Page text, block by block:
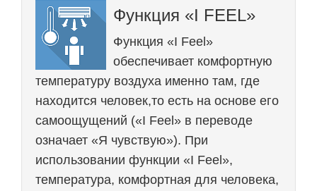
Функция «I FEEL»
Функция «I Feel»
обеспечивает комфортную
температуру воздуха именно там, где
находится человек,то есть на основе его
самоощущений («I Feel» в переводе
означает «Я чувствую»). При
использовании функции «I Feel»,
температура, комфортная для человека,